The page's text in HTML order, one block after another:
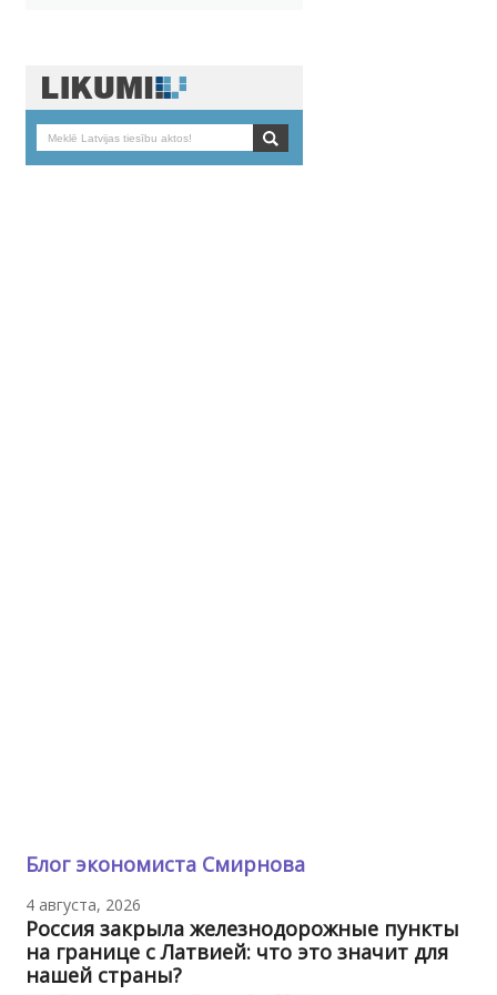
Блог экономиста Смирнова
4 августа, 2026
Россия закрыла железнодорожные пункты
на границе с Латвией: что это значит для
нашей страны?